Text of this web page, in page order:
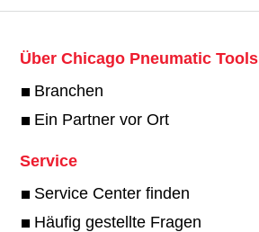
Über Chicago Pneumatic Tools
Branchen
Ein Partner vor Ort
Service
Service Center finden
Häufig gestellte Fragen